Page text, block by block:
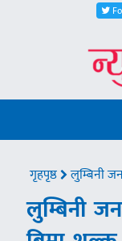
गृहपृष्ठ लुम्बिनी
लुम्बिनी